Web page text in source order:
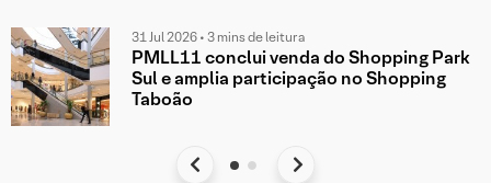
31 Jul 2026 • 3 mins de leitura
PMLL11 conclui venda do Shopping Park
Sul e amplia participação no Shopping
Taboão